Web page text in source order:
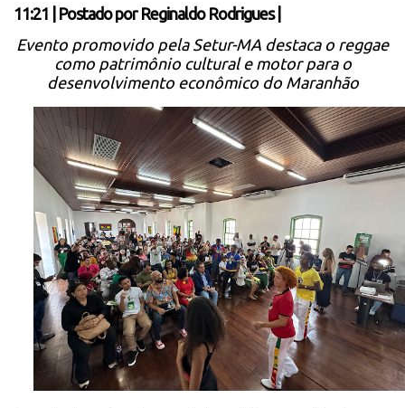
11:21 Postado por Reginaldo Rodrigues
Evento promovido pela Setur-MA destaca o reggae
como patrimônio cultural e motor para o
desenvolvimento econômico do Maranhão